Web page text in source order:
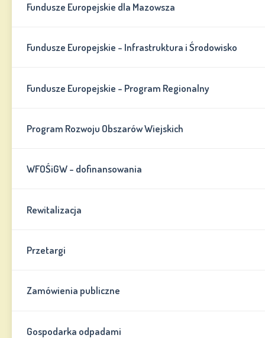
Fundusze Europejskie dla Mazowsza
Fundusze Europejskie - Infrastruktura i Środowisko
Fundusze Europejskie - Program Regionalny
Program Rozwoju Obszarów Wiejskich
WFOŚiGW - dofinansowania
Rewitalizacja
Przetargi
Zamówienia publiczne
Gospodarka odpadami